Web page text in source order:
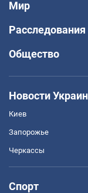
Мир
Расследования
Общество
Новости
Киев
Запорожье
Черкассы
Спорт